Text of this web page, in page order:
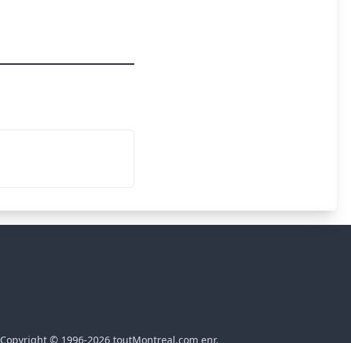
Copyright © 1996-2026 toutMontreal.com enr.